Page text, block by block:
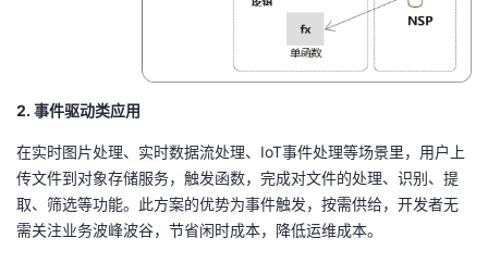
2. 事件驱动类应用
在实时图片处理、实时数据流处理、 IoT事件处理等场景里，用户上
传文件到对象存储服务，触发函数，完成对文件的处理、识别、提
取、筛选等功能。此方案的优势为事件触发，按需供给，开发者无
需关注业务波峰波谷，节省闲时成本，降低运维成本。